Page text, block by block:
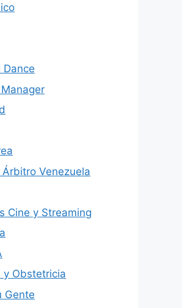
Dance
Venezuela
Cine y Streaming
y Obstetricia
Gente